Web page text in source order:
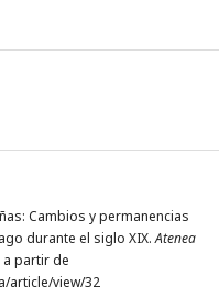
Cambios y permanencias
durante el siglo XIX.Atenea
a partir de
article/view/32